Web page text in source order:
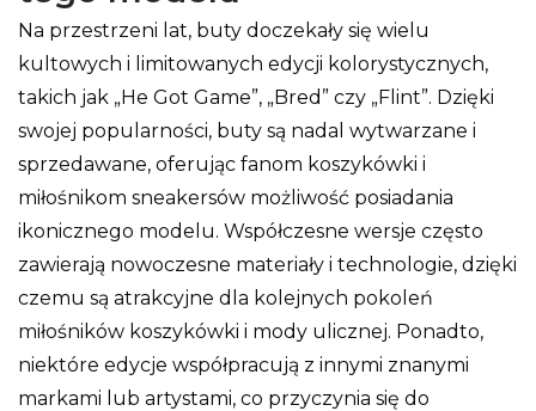
Na przestrzeni lat, buty doczekały się wielu
kultowych i limitowanych edycji kolorystycznych,
takich jak „He Got Game”, „Bred” czy „Flint”. Dzięki
swojej popularności, buty są nadal wytwarzane i
sprzedawane, oferując fanom koszykówki i
miłośnikom sneakersów możliwość posiadania
ikonicznego modelu. Współczesne wersje często
zawierają nowoczesne materiały i technologie, dzięki
czemu są atrakcyjne dla kolejnych pokoleń
miłośników koszykówki i mody ulicznej. Ponadto,
niektóre edycje współpracują z innymi znanymi
markami lub artystami, co przyczynia się do